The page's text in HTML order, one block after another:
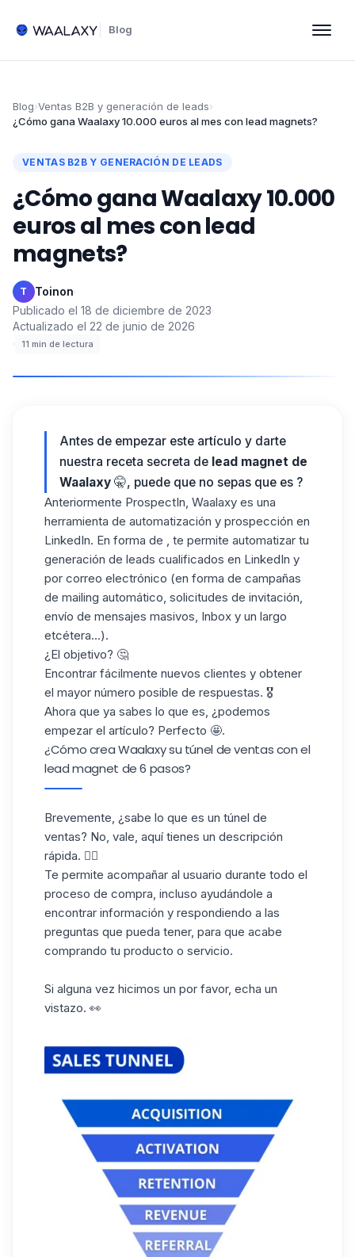
Blog
Blog›Ventas B2B y generación de leads›
¿Cómo gana Waalaxy 10.000 euros al mes con lead magnets?
VENTAS B2B Y GENERACIÓN DE LEADS
¿Cómo gana Waalaxy 10.000
euros al mes con lead
magnets?
T Toinon·
Publicado el 18 de diciembre de 2023·
Actualizado el 22 de junio de 2026
·
11 min de lectura
Antes de empezar este artículo y darte
nuestra receta secreta de lead magnet de
Waalaxy 🤫, puede que no sepas que es ?
Anteriormente ProspectIn, Waalaxy es una
herramienta de automatización y prospección en
LinkedIn. En forma de , te permite automatizar tu
generación de leads cualificados en LinkedIn y
por correo electrónico (en forma de campañas
de mailing automático, solicitudes de invitación,
envío de mensajes masivos, Inbox y un largo
etcétera...).
¿El objetivo? 🤔
Encontrar fácilmente nuevos clientes y obtener
el mayor número posible de respuestas. 🎖️
Ahora que ya sabes lo que es, ¿podemos
empezar el artículo? Perfecto 🤩.
¿Cómo crea Waalaxy su túnel de ventas con el
lead magnet de 6 pasos?
Brevemente, ¿sabe lo que es un túnel de
ventas? No, vale, aquí tienes un descripción
rápida. 👇🏼
Te permite acompañar al usuario durante todo el
proceso de compra, incluso ayudándole a
encontrar información y respondiendo a las
preguntas que pueda tener, para que acabe
comprando tu producto o servicio.
Si alguna vez hicimos un por favor, echa un
vistazo. 👀